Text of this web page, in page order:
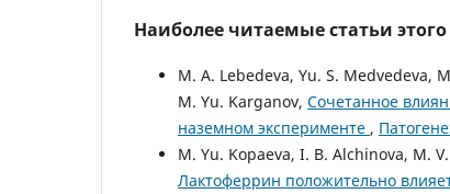
Наиболее читаемые статьи
M. A. Lebedeva, Yu. S. Medvedeva,
M. Yu. Karganov, Сочетанное
наземном эксперименте ,
M. Yu. Kopaeva, I. B. Alchinova, M.
Лактоферрин положительно